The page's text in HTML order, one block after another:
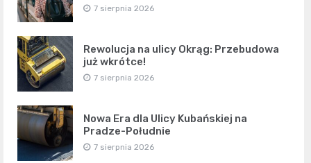
7 sierpnia 2026
Rewolucja na ulicy Okrąg: Przebudowa
już wkrótce!
7 sierpnia 2026
Nowa Era dla Ulicy Kubańskiej na
Pradze-Południe
7 sierpnia 2026